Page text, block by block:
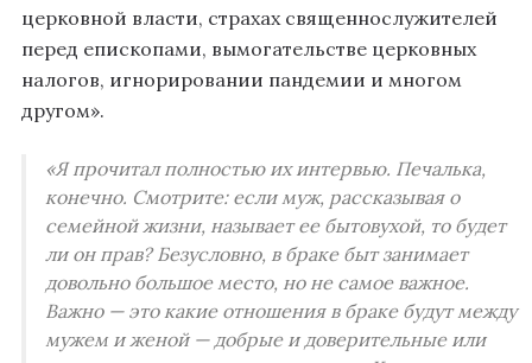
церковной власти, страхах священнослужителей
перед епископами, вымогательстве церковных
налогов, игнорировании пандемии и многом
другом».
«Я прочитал полностью их интервью. Печалька,
конечно. Смотрите: если муж, рассказывая о
семейной жизни, называет ее бытовухой, то будет
ли он прав? Безусловно, в браке быт занимает
довольно большое место, но не самое важное.
Важно — это какие отношения в браке будут между
мужем и женой — добрые и доверительные или